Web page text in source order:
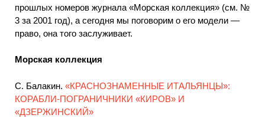
прошлых номеров журнала «Морская коллекция» (см. №
3 за 2001 год), а сегодня мы поговорим о его модели —
право, она того заслуживает.
Морская коллекция
С. Балакин. «КРАСНОЗНАМЕННЫЕ ИТАЛЬЯНЦЫ»:
КОРАБЛИ-ПОГРАНИЧНИКИ «КИРОВ» И
«ДЗЕРЖИНСКИЙ»